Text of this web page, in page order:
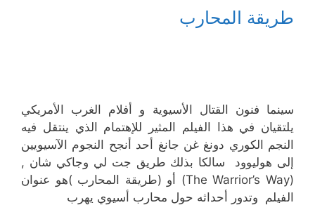
طريقة المحارب
سينما فنون القتال الأسيوية و أفلام الغرب الأمريكي
يلتقيان في هذا الفيلم المثير للإهتمام الذي ينتقل فيه
النجم الكوري دونغ غن جانغ أحد أنجح النجوم الآسيويين
إلى هوليوود سالكا بذلك طريق جت لي وجاكي شان ,
(The Warrior’s Way) أو (طريقة المحارب )هو عنوان
الفيلم وتدور أحداثه حول محارب أسيوي يهرب